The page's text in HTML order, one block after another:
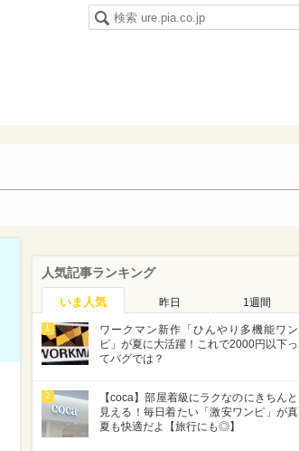
人気記事ランキング
いま人気 昨日 1週間
1
ワークマン新作「ひんやり多機能ワン
ピ」が夏に大活躍！これで2000円以下っ
てバグでは？
2
【coca】部屋着級にラクなのにきちんと
見える！毎日着たい「激安ワンピ」が真
夏も快適だよ【旅行にも◎】